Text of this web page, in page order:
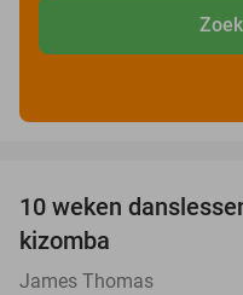
10 weken
kizomba
James Thomas